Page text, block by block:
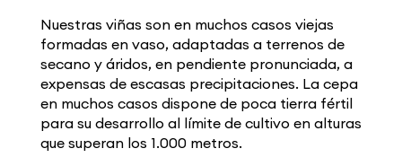
Nuestras viñas son en muchos casos viejas
formadas en vaso, adaptadas a terrenos de
secano y áridos, en pendiente pronunciada, a
expensas de escasas precipitaciones. La cepa
en muchos casos dispone de poca tierra fértil
para su desarrollo al límite de cultivo en alturas
que superan los 1.000 metros.